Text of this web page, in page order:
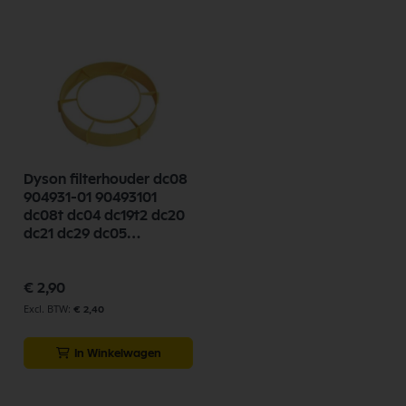
Dyson filterhouder dc08
904931-01 90493101
dc08t dc04 dc19t2 dc20
dc21 dc29 dc05
€ 2,90
€ 2,40
In Winkelwagen